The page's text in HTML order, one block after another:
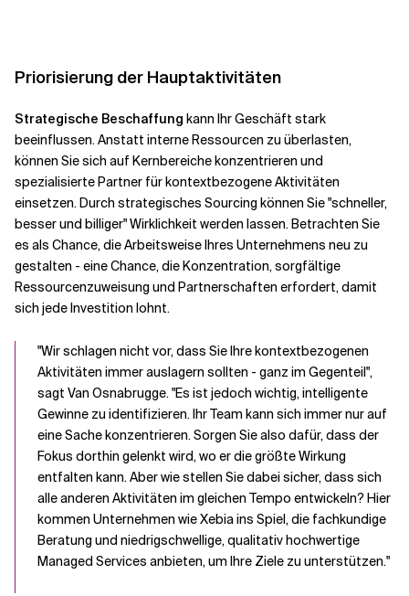
Priorisierung der Hauptaktivitäten
Strategische Beschaffung kann Ihr Geschäft stark
beeinflussen. Anstatt interne Ressourcen zu überlasten,
können Sie sich auf Kernbereiche konzentrieren und
spezialisierte Partner für kontextbezogene Aktivitäten
einsetzen. Durch strategisches Sourcing können Sie "schneller,
besser und billiger" Wirklichkeit werden lassen. Betrachten Sie
es als Chance, die Arbeitsweise Ihres Unternehmens neu zu
gestalten - eine Chance, die Konzentration, sorgfältige
Ressourcenzuweisung und Partnerschaften erfordert, damit
sich jede Investition lohnt.
"Wir schlagen nicht vor, dass Sie Ihre kontextbezogenen
Aktivitäten immer auslagern sollten - ganz im Gegenteil",
sagt Van Osnabrugge. "Es ist jedoch wichtig, intelligente
Gewinne zu identifizieren. Ihr Team kann sich immer nur auf
eine Sache konzentrieren. Sorgen Sie also dafür, dass der
Fokus dorthin gelenkt wird, wo er die größte Wirkung
entfalten kann. Aber wie stellen Sie dabei sicher, dass sich
alle anderen Aktivitäten im gleichen Tempo entwickeln? Hier
kommen Unternehmen wie Xebia ins Spiel, die fachkundige
Beratung und niedrigschwellige, qualitativ hochwertige
Managed Services anbieten, um Ihre Ziele zu unterstützen."